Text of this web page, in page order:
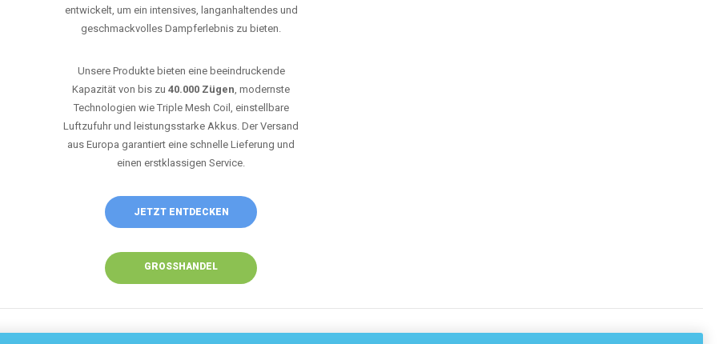
entwickelt, um ein intensives, langanhaltendes und
geschmackvolles Dampferlebnis zu bieten.
Unsere Produkte bieten eine beeindruckende
Kapazität von bis zu 40.000 Zügen, modernste
Technologien wie Triple Mesh Coil, einstellbare
Luftzufuhr und leistungsstarke Akkus. Der Versand
aus Europa garantiert eine schnelle Lieferung und
einen erstklassigen Service.
JETZT ENTDECKEN
GROSSHANDEL